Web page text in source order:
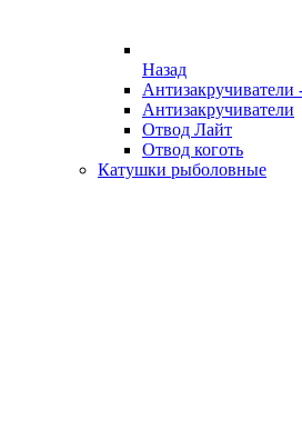
Назад
Антизакручиватели
Антизакручиватели
Отвод Лайт
Отвод коготь
Катушки рыболовные